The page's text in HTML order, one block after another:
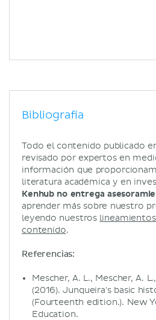
Bibliografía
Todo el contenido publicado
revisado por expertos en
información que
literatura académica y en
Kenhub no entrega
aprender más sobre nuestro
leyendo nuestros
contenido.
Referencias:
Mescher, A. L., Mescher, A.
(2016). Junqueira's basic
(Fourteenth edition.). New
Education.